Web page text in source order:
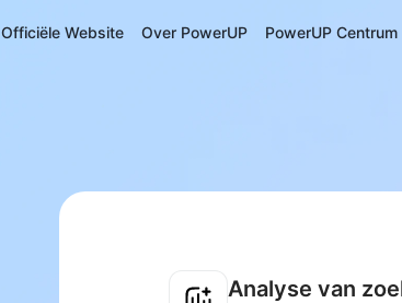
Officiële Website Over PowerUP PowerUP Centrum
Analyse van